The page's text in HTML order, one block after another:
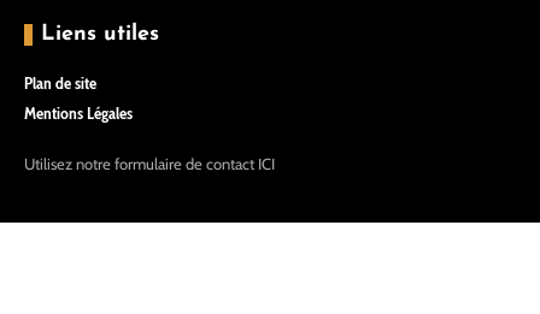
Liens utiles
Plan de site
Mentions Légales
Utilisez notre formulaire de contact ICI